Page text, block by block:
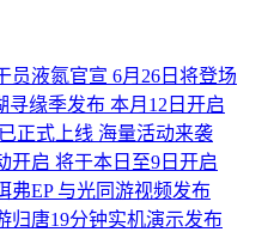
员液氮官宣 6月26日将登场
寻缘季发布 本月12日开启
正式上线 海量活动来袭
开启 将于本日至9日开启
弗EP 与光同游视频发布
归唐19分钟实机演示发布